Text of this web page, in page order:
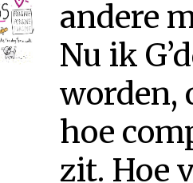
andere
Nu ik
worden,
hoe
zit. Hoe